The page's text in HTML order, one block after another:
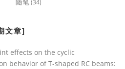
(34)
文章]
effects on the cyclic
behavior of T-shaped RC beams: